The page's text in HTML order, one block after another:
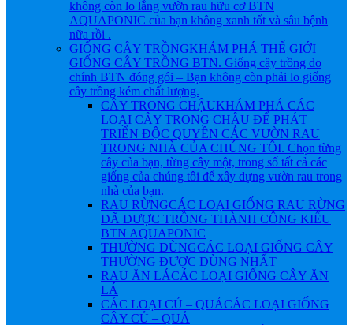
không còn lo lắng vườn rau hữu cơ BTN
AQUAPONIC của bạn không xanh tốt và sâu bệnh
nữa rồi .
GIỐNG CÂY TRỒNGKHÁM PHÁ THẾ GIỚI
GIỐNG CÂY TRỒNG BTN. Giống cây trồng do
chính BTN đóng gói – Bạn không còn phải lo giống
cây trồng kém chất lượng.
CÂY TRONG CHẬUKHÁM PHÁ CÁC
LOẠI CÂY TRONG CHẬU ĐỂ PHÁT
TRIỂN ĐỘC QUYỀN CÁC VƯỜN RAU
TRONG NHÀ CỦA CHÚNG TÔI. Chọn từng
cây của bạn, từng cây một, trong số tất cả các
giống của chúng tôi để xây dựng vườn rau trong
nhà của bạn.
RAU RỪNGCÁC LOẠI GIỐNG RAU RỪNG
ĐÃ ĐƯỢC TRỒNG THÀNH CÔNG KIỂU
BTN AQUAPONIC
THƯỜNG DÙNGCÁC LOẠI GIỐNG CÂY
THƯỜNG ĐƯỢC DÙNG NHẤT
RAU ĂN LÁCÁC LOẠI GIỐNG CÂY ĂN
LÁ
CÁC LOẠI CỦ – QUẢCÁC LOẠI GIỐNG
CÂY CỦ – QUẢ